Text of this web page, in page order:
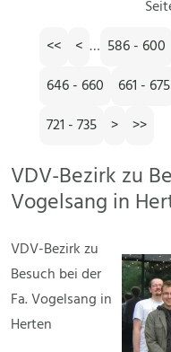
<<
< … 586 - 600
646 - 660
661 - 675
721 - 735
> >>
VDV-Bezirk zu
Vogelsang in
VDV-Bezirk zu
Besuch bei der
Fa. Vogelsang in
Herten